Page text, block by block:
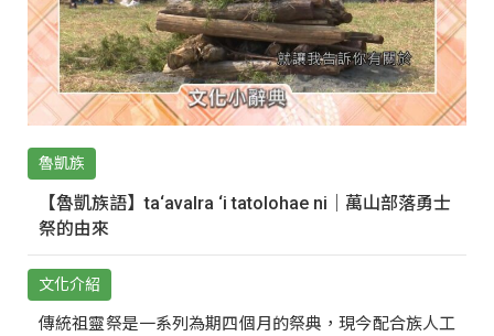
魯凱族
【魯凱族語】ta‘avalra ‘i tatolohae ni｜萬山部落勇士
祭的由來
文化介紹
傳統祖靈祭是一系列為期四個月的祭典，現今配合族人工